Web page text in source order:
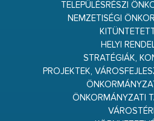
TELEPÜLÉSRÉSZI
NEMZETISÉGI
HELYI
STRATÉGIÁK,
PROJEKTEK,
ÖNKORMÁNYZATI